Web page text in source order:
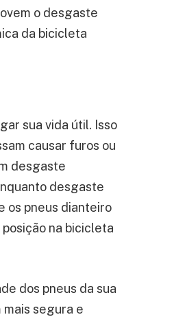
o desgaste
da bicicleta
sua vida útil. Isso
causar furos ou
desgaste
desgaste
os pneus dianteiro
na bicicleta
dos pneus da sua
segura e